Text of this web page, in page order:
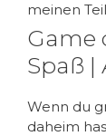
meinen
Game
Spaß |
Wenn du
daheim